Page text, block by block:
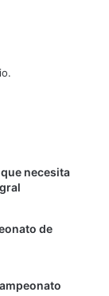
que necesita
de